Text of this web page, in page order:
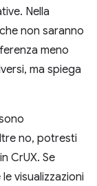
Nella
non saranno
meno
ma spiega
no, potresti
CrUX. Se
visualizzazioni